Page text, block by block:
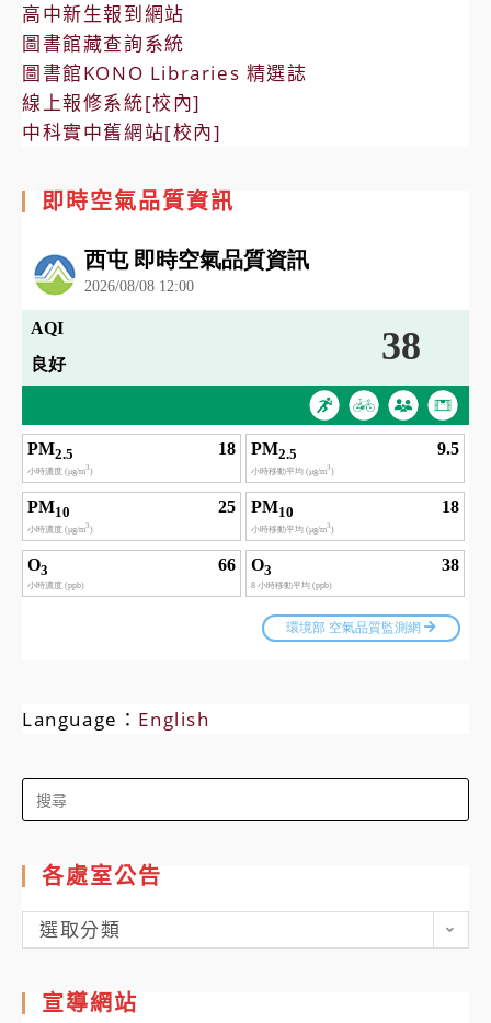
高中新生報到網站
圖書館藏查詢系統
圖書館KONO Libraries 精選誌
線上報修系統[校內]
中科實中舊網站[校內]
即時空氣品質資訊
Language： English
Search
for:
各處室公告
各
處
公
選取分類
宣導網站